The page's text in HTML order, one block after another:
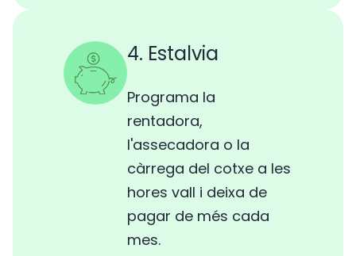
4. Estalvia
Programa la
rentadora,
l'assecadora o la
càrrega del cotxe a les
hores vall i deixa de
pagar de més cada
mes.